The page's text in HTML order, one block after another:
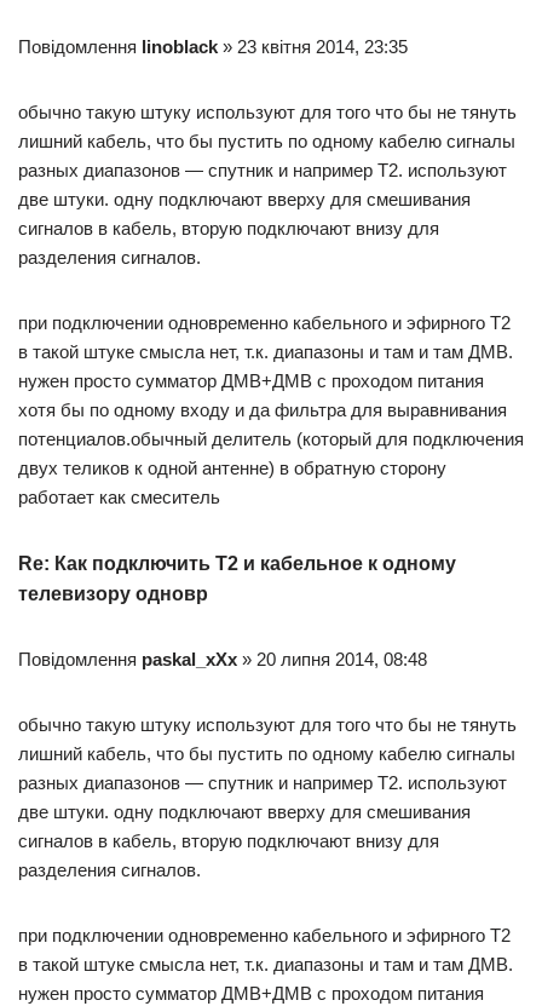
Повідомлення linoblack » 23 квітня 2014, 23:35
обычно такую штуку используют для того что бы не тянуть
лишний кабель, что бы пустить по одному кабелю сигналы
разных диапазонов — спутник и например T2. используют
две штуки. одну подключают вверху для смешивания
сигналов в кабель, вторую подключают внизу для
разделения сигналов.
при подключении одновременно кабельного и эфирного Т2
в такой штуке смысла нет, т.к. диапазоны и там и там ДМВ.
нужен просто сумматор ДМВ+ДМВ с проходом питания
хотя бы по одному входу и да фильтра для выравнивания
потенциалов.обычный делитель (который для подключения
двух теликов к одной антенне) в обратную сторону
работает как смеситель
Re: Как подключить Т2 и кабельное к одному
телевизору одновр
Повідомлення paskal_xXx » 20 липня 2014, 08:48
обычно такую штуку используют для того что бы не тянуть
лишний кабель, что бы пустить по одному кабелю сигналы
разных диапазонов — спутник и например T2. используют
две штуки. одну подключают вверху для смешивания
сигналов в кабель, вторую подключают внизу для
разделения сигналов.
при подключении одновременно кабельного и эфирного Т2
в такой штуке смысла нет, т.к. диапазоны и там и там ДМВ.
нужен просто сумматор ДМВ+ДМВ с проходом питания